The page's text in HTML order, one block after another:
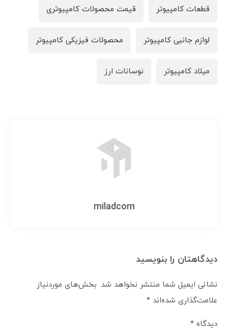
قطعات کامپیوتر قیمت محصولات کامپیوتری
لوازم جانبی کامپیوتر محصولات فیزیکی کامپیوتر
میلاد کامپیوتر نوسانات ارز
miladcom
دیدگاهتان را بنویسید
نشانی ایمیل شما منتشر نخواهد شد. بخش‌های موردنیاز
علامت‌گذاری شده‌اند*
دیدگاه*